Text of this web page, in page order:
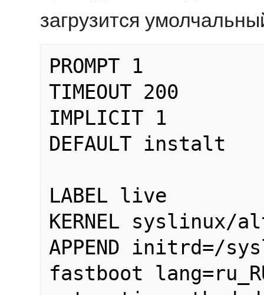
загрузится
PROMPT 1
TIMEOUT 200
IMPLICIT 1
DEFAULT instalt
LABEL live
KERNEL syslinux/
APPEND initrd=/
fastboot